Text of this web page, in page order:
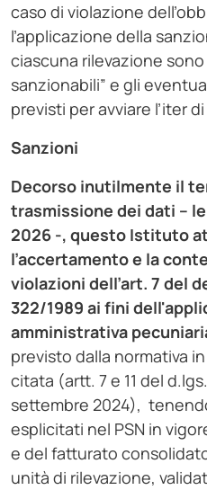
caso di violazione
l’applicazione della
ciascuna rilevazione
sanzionabili” e gli
previsti per avviare l’iter
Sanzioni
Decorso inutilmente il
trasmissione dei dati –
2026 -, questo Istituto
l’accertamento e la
violazioni dell’art. 7 del
322/1989 ai fini
amministrativa
previsto dalla normativa
citata (artt. 7 e 11 del
settembre 2024),
esplicitati nel PSN in
e del fatturato
unità di rilevazione,